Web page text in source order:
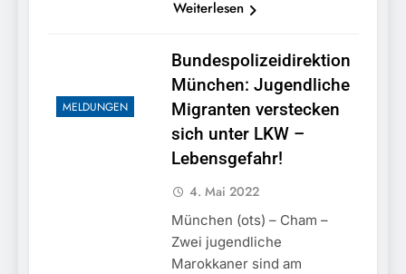
Weiterlesen
MELDUNGEN
Bundespolizeidirektion
München: Jugendliche
Migranten verstecken
sich unter LKW –
Lebensgefahr!
4. Mai 2022
München (ots) – Cham –
Zwei jugendliche
Marokkaner sind am